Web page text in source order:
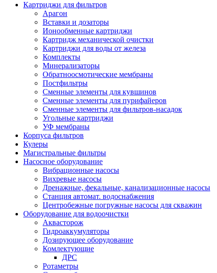
Картриджи для фильтров
Арагон
Вставки и дозаторы
Ионообменные картриджи
Картридж механической очистки
Картриджи для воды от железа
Комплекты
Минерализаторы
Обратноосмотические мембраны
Постфильтры
Сменные элементы для кувшинов
Сменные элементы для пурифайеров
Сменные элементы для фильтров-насадок
Угольные картриджи
УФ мембраны
Корпуса фильтров
Кулеры
Магистральные фильтры
Насосное оборудование
Вибрационные насосы
Вихревые насосы
Дренажные, фекальные, канализационные насосы
Станция автомат. водоснабжения
Центробежные погружные насосы для скважин
Оборудование для водоочистки
Аквасторож
Гидроаккумуляторы
Дозирующее оборудование
Комлектующие
ДРС
Ротаметры